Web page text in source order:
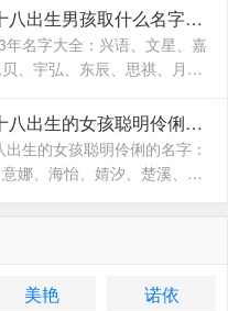
2023年农历四月十八出生男孩取什么名字有福气 兔宝宝男孩名字2023年名字大全
名字大全：兴语、文星、嘉
、宇弘、东辰、思祺、月
、心融、圣翔、锦意、瑞
2023年农历四月十八出生的女孩聪明伶俐的名字 2023年兔年名字男和女孩的名字
生的女孩聪明伶俐的名字：
娜、海怡、婧汐、楚溪、敬
、玮露、英智、舒贤、蓝
美艳
诺依